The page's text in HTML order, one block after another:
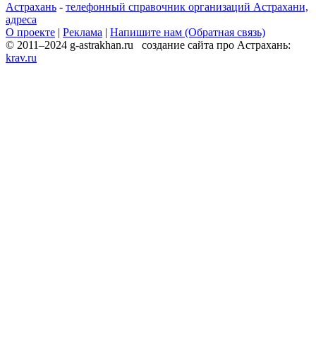
Астрахань - телефонный справочник организаций Астрахани,
адреса
О проекте | Реклама | Напишите нам (Обратная связь)
© 2011–2024 g-astrakhan.ru создание сайта про Астрахань:
krav.ru